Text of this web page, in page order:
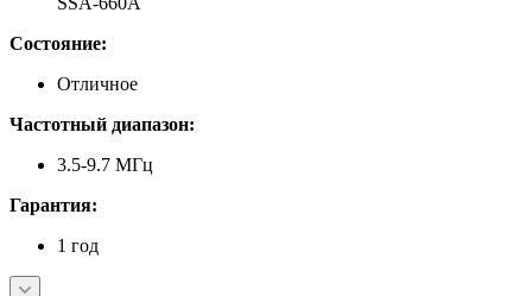
Состояние:
Отличное
Частотный диапазон:
3.5-9.7 МГц
Гарантия:
1 год